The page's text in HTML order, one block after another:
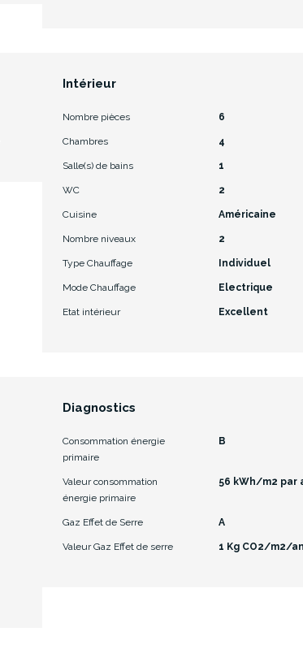
Intérieur
Nombre pièces 6
Chambres 4
Salle(s) de bains 1
WC 2
Cuisine Américaine
Nombre niveaux 2
Type Chauffage Individuel
Mode Chauffage Electrique
Etat intérieur Excellent
Diagnostics
Consommation énergie
primaire
B
Valeur consommation
énergie primaire
56 kWh/m2 par
Gaz Effet de Serre A
Valeur Gaz Effet de serre 1 Kg CO2/m2/an